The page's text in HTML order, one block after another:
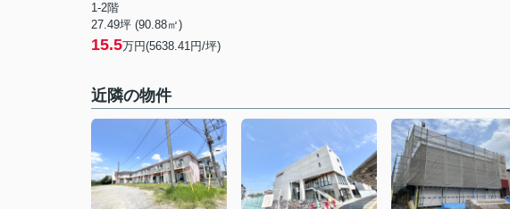
1-2階
27.49坪 (90.88㎡)
15.5万円(5638.41円/坪)
近隣の物件